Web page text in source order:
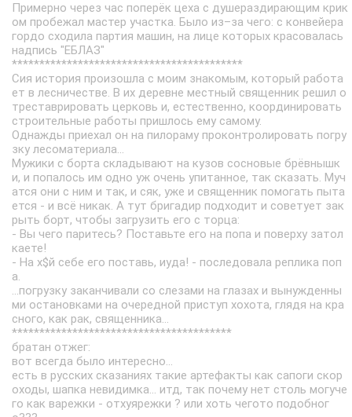
Примерно через час поперёк цеха с душераздирающим крик
ом пробежал мастер участка. Было из–за чего: с конвейера
гордо сходила партия машин, на лице которых красовалась
надпись "ЕБЛАЗ"
******************************************
Сия история произошла с моим знакомым, который работа
ет в лесничестве. В их деревне местный священник решил о
треставрировать церковь и, естественно, координировать
строительные работы пришлось ему самому.
Однажды приехал он на пилораму проконтролировать погру
зку лесоматериала...
Мужики с борта складывают на кузов сосновые брёвнышк
и, и попалось им одно уж очень упитанное, так сказать. Муч
атся они с ним и так, и сяк, уже и священник помогать пыта
ется - и всё никак. А тут бригадир подходит и советует зак
рыть борт, чтобы загрузить его с торца:
- Вы чего паритесь? Поставьте его на попа и поверху затол
каете!
- На х$й себе его поставь, иуда! - последовала реплика поп
а.
...погрузку заканчивали со слезами на глазах и вынужденны
ми остановками на очередной приступ хохота, глядя на кра
сного, как рак, священника...
****************************************
братан отжег:
вот всегда было интересно...
есть в русских сказаниях такие артефакты как сапоги скор
оходы, шапка невидимка... итд, так почему нет столь могуче
го как варежки - отхуярежки ? или хоть чегото подобног